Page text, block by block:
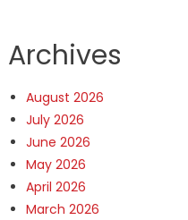
Archives
August 2026
July 2026
June 2026
May 2026
April 2026
March 2026